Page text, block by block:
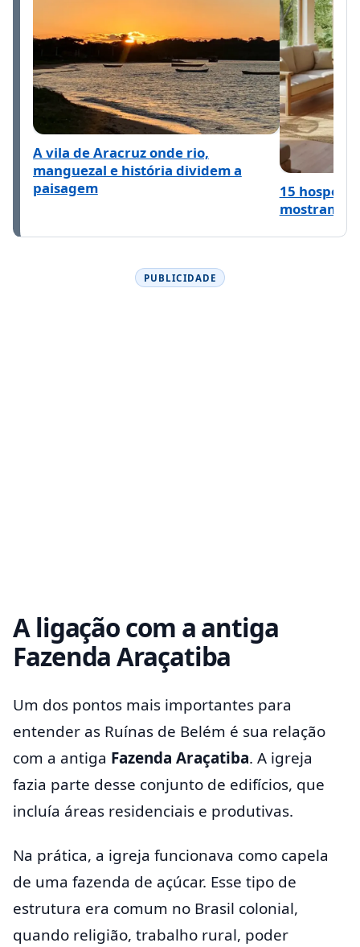
A vila de Aracruz onde rio,
manguezal e história dividem a
paisagem
15
mostram o
PUBLICIDADE
A ligação com a antiga
Fazenda Araçatiba
Um dos pontos mais importantes para
entender as Ruínas de Belém é sua relação
com a antiga Fazenda Araçatiba. A igreja
fazia parte desse conjunto de edifícios, que
incluía áreas residenciais e produtivas.
Na prática, a igreja funcionava como capela
de uma fazenda de açúcar. Esse tipo de
estrutura era comum no Brasil colonial,
quando religião, trabalho rural, poder